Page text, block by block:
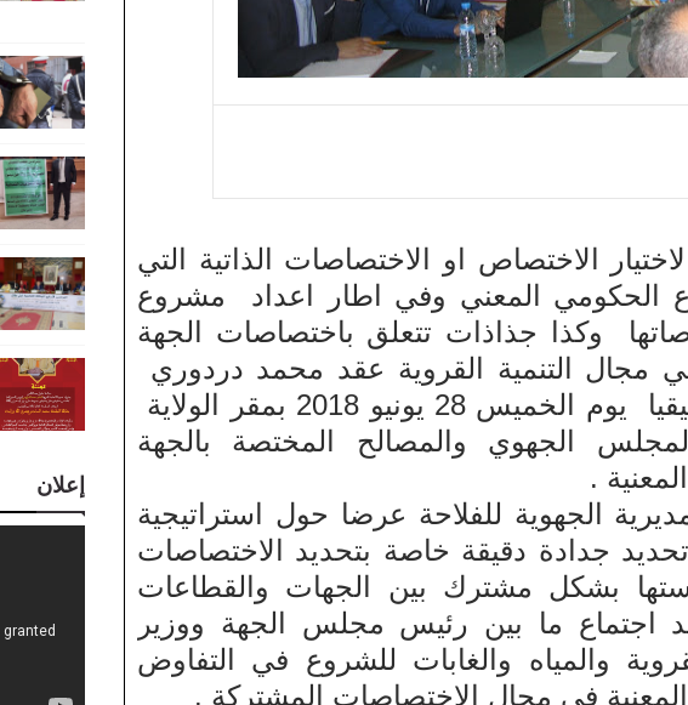
الاختصاص او الاختصاصات الذاتية التي
الحكومي المعني وفي اطار اعداد مشروع
وكذا جذاذات تتعلق باختصاصات الجهة
مجال التنمية القروية عقد محمد دردوري
والي جهة بني ملال خنيفرة لقاء تنسيقيا يوم الخميس 28 يونيو 2018 بمقر الولاية
الجهوي والمصالح المختصة بالجهة
.
الجهوية للفلاحة عرضا حول استراتيجية
تحديد جدادة دقيقة خاصة بتحديد الاختصاصات
بشكل مشترك بين الجهات والقطاعات
اجتماع ما بين رئيس مجلس الجهة ووزير
والمياه والغابات للشروع في التفاوض
في مجال الاختصاصات المشتركة .
إعلان